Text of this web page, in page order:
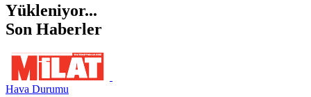
Yükleniyor...
Son Haberler
Hava Durumu